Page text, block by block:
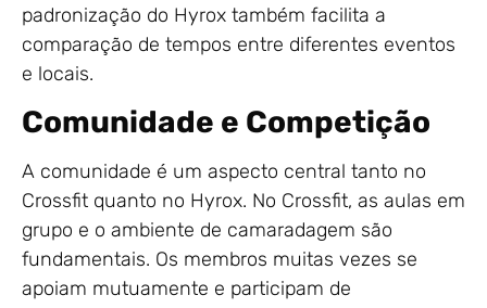
padronização do Hyrox também facilita a
comparação de tempos entre diferentes eventos
e locais.
Comunidade e Competição
A comunidade é um aspecto central tanto no
Crossfit quanto no Hyrox. No Crossfit, as aulas em
grupo e o ambiente de camaradagem são
fundamentais. Os membros muitas vezes se
apoiam mutuamente e participam de